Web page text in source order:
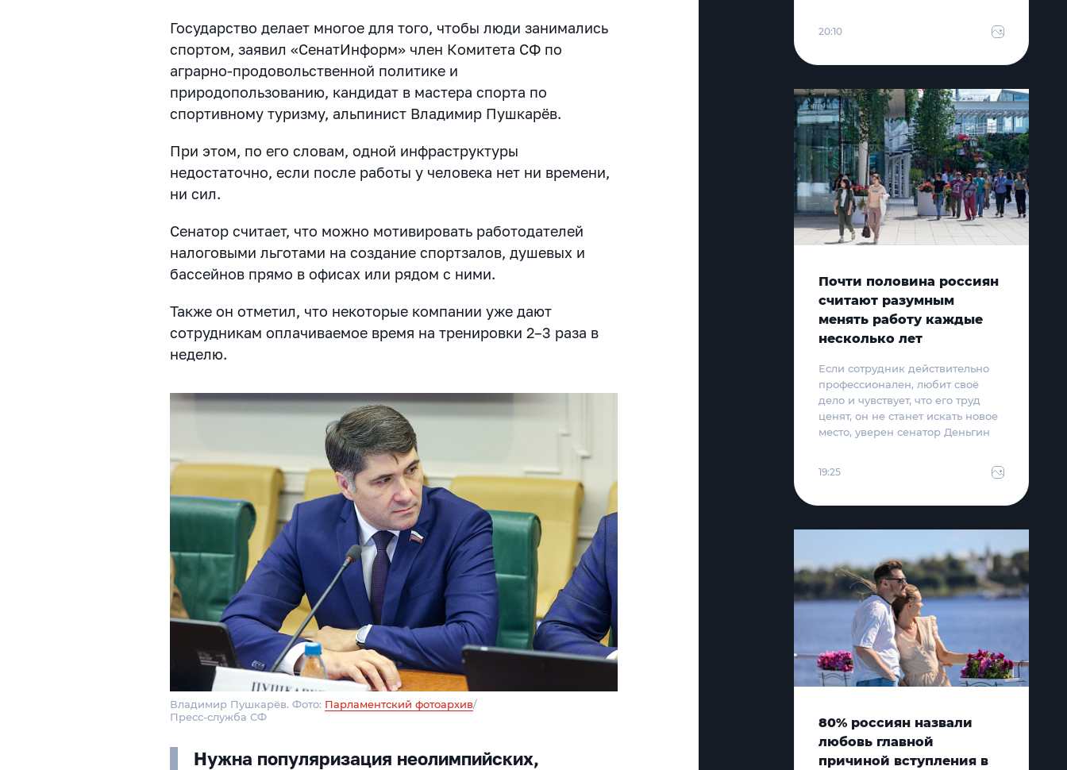
Государство делает многое для того, чтобы люди занимались
спортом, заявил «СенатИнформ» член Комитета СФ по
аграрно-продовольственной политике и
природопользованию, кандидат в мастера спорта по
спортивному туризму, альпинист Владимир Пушкарёв.
При этом, по его словам, одной инфраструктуры
недостаточно, если после работы у человека нет ни времени,
ни сил.
Сенатор считает, что можно мотивировать работодателей
налоговыми льготами на создание спортзалов, душевых и
бассейнов прямо в офисах или рядом с ними.
Также он отметил, что некоторые компании уже дают
сотрудникам оплачиваемое время на тренировки 2–3 раза в
неделю.
Владимир Пушкарёв. Фото: Парламентский фотоархив/
Пресс-служба СФ
Нужна популяризация неолимпийских,
20:10
Почти половина россиян
считают разумным
менять работу каждые
несколько лет
Если сотрудник действительно
профессионален, любит своё
дело и чувствует, что его труд
ценят, он не станет искать новое
место, уверен сенатор Деньгин
19:25
80% россиян назвали
любовь главной
причиной вступления в